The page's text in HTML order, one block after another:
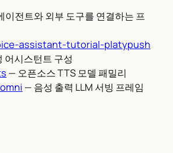
이전트와 외부 도구를 연결하는 프
assistant-tutorial-platypush
어시스턴트 구성
— 오픈소스 TTS 모델 패밀리
— 음성 출력 LLM 서빙 프레임